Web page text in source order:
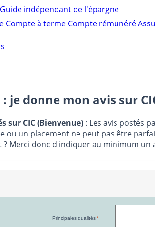
Guide indépendant de l'épargne
Compte à terme Compte rémunéré
: je donne mon avis sur
sur CIC (Bienvenue) : Les avis postés
ou un placement ne peut pas être
? Merci donc d'indiquer au minimum
Principales qualités *